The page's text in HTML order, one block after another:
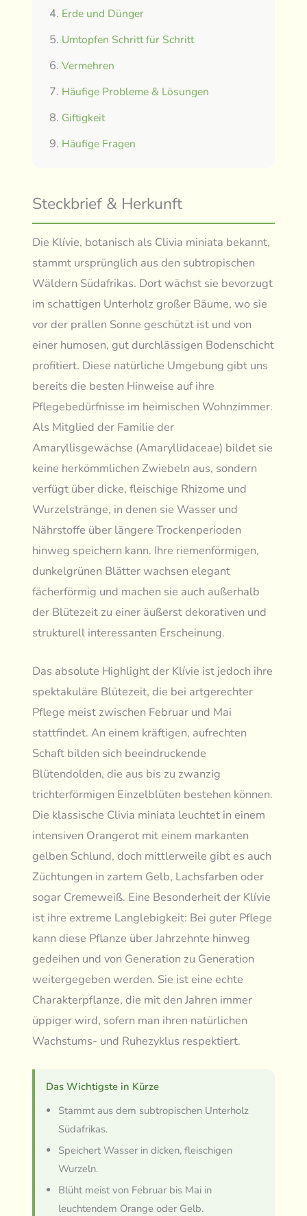
Erde und Dünger
Umtopfen Schritt für Schritt
Vermehren
Häufige Probleme & Lösungen
Giftigkeit
Häufige Fragen
Steckbrief & Herkunft
Die Klívie, botanisch als Clivia miniata bekannt,
stammt ursprünglich aus den subtropischen
Wäldern Südafrikas. Dort wächst sie bevorzugt
im schattigen Unterholz großer Bäume, wo sie
vor der prallen Sonne geschützt ist und von
einer humosen, gut durchlässigen Bodenschicht
profitiert. Diese natürliche Umgebung gibt uns
bereits die besten Hinweise auf ihre
Pflegebedürfnisse im heimischen Wohnzimmer.
Als Mitglied der Familie der
Amaryllisgewächse (Amaryllidaceae) bildet sie
keine herkömmlichen Zwiebeln aus, sondern
verfügt über dicke, fleischige Rhizome und
Wurzelstränge, in denen sie Wasser und
Nährstoffe über längere Trockenperioden
hinweg speichern kann. Ihre riemenförmigen,
dunkelgrünen Blätter wachsen elegant
fächerförmig und machen sie auch außerhalb
der Blütezeit zu einer äußerst dekorativen und
strukturell interessanten Erscheinung.
Das absolute Highlight der Klívie ist jedoch ihre
spektakuläre Blütezeit, die bei artgerechter
Pflege meist zwischen Februar und Mai
stattfindet. An einem kräftigen, aufrechten
Schaft bilden sich beeindruckende
Blütendolden, die aus bis zu zwanzig
trichterförmigen Einzelblüten bestehen können.
Die klassische Clivia miniata leuchtet in einem
intensiven Orangerot mit einem markanten
gelben Schlund, doch mittlerweile gibt es auch
Züchtungen in zartem Gelb, Lachsfarben oder
sogar Cremeweiß. Eine Besonderheit der Klívie
ist ihre extreme Langlebigkeit: Bei guter Pflege
kann diese Pflanze über Jahrzehnte hinweg
gedeihen und von Generation zu Generation
weitergegeben werden. Sie ist eine echte
Charakterpflanze, die mit den Jahren immer
üppiger wird, sofern man ihren natürlichen
Wachstums- und Ruhezyklus respektiert.
Das Wichtigste in Kürze
Stammt aus dem subtropischen Unterholz
Südafrikas.
Speichert Wasser in dicken, fleischigen
Wurzeln.
Blüht meist von Februar bis Mai in
leuchtendem Orange oder Gelb.